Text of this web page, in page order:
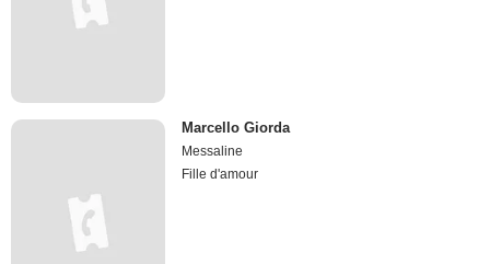
Marcello Giorda
Messaline
Fille d'amour